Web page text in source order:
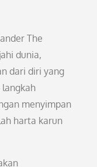
The
dunia,
dari diri yang
menyimpan
harta karun